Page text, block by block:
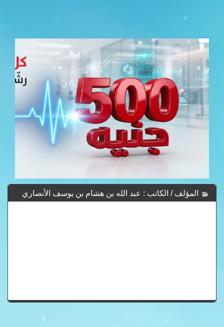
المؤلف / الكاتب : عبد الله بن هشام بن يوسف الأنصاري